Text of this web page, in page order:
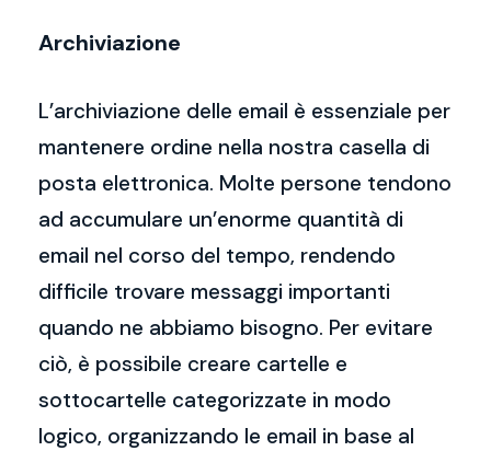
Archiviazione
L’archiviazione delle email è essenziale per
mantenere ordine nella nostra casella di
posta elettronica. Molte persone tendono
ad accumulare un’enorme quantità di
email nel corso del tempo, rendendo
difficile trovare messaggi importanti
quando ne abbiamo bisogno. Per evitare
ciò, è possibile creare cartelle e
sottocartelle categorizzate in modo
logico, organizzando le email in base al